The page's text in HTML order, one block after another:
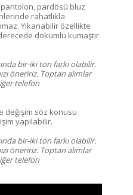
pantolon, pardösü bluz
rahatlıkla
Yıkanabilir özellikte
dökümlü kumaştır.
bir-iki ton farkı olabilir.
öneririz. Toptan alımlar
telefon
değişim söz konusu
yapılabilir.
bir-iki ton farkı olabilir.
öneririz. Toptan alımlar
telefon